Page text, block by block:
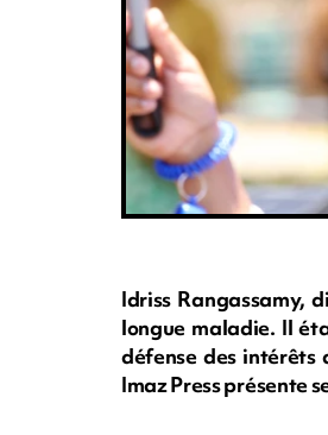
Idriss Rangassamy,
longue maladie. Il
défense des intérêts
Imaz Press présente